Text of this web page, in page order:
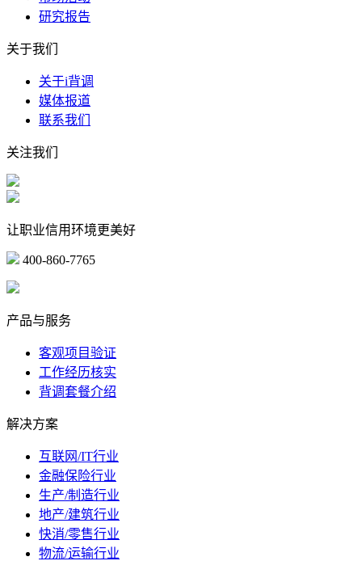
研究报告
关于我们
关于i背调
媒体报道
联系我们
关注我们
让职业信用环境更美好
400-860-7765
产品与服务
客观项目验证
工作经历核实
背调套餐介绍
解决方案
互联网/IT行业
金融保险行业
生产/制造行业
地产/建筑行业
快消/零售行业
物流/运输行业